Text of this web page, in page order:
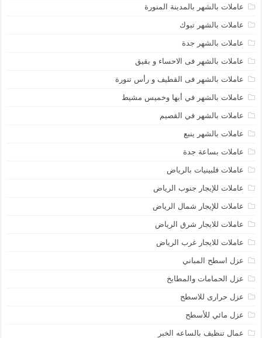
عاملات بالشهر بالمدينة المنورة
عاملات بالشهر تبوك
عاملات بالشهر جدة
عاملات بالشهر فى الاحساء و بقيق
عاملات بالشهر فى القطيف و رأس تنورة
عاملات بالشهر في أبها وخميس مشيط
عاملات بالشهر في القصيم
عاملات بالشهر ينبع
عاملات بساعة جدة
عاملات فلبينيات بالرياض
عاملات للإيجار جنوب الرياض
عاملات للإيجار شمال الرياض
عاملات للايجار شرق الرياض
عاملات للايجار غرب الرياض
عزل اسطح المباني
عزل الحمامات والمطابخ
عزل حرارى للاسطح
عزل مائي للأسطح
عمال تنظيف بالساعه الخبر